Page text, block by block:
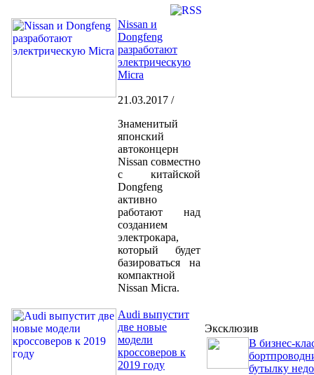
Nissan и
Dongfeng
разработают
электрическую
Micra
21.03.2017 /
Знаменитый
японский
автоконцерн
Nissan совместно
с китайской
Dongfeng
активно
работают над
созданием
электрокара,
который будет
базироваться на
компактной
Nissan Micra.
Audi выпустит
две новые
модели
кроссоверов к
2019 году
Эксклюзив
В бизнес-
бутылку